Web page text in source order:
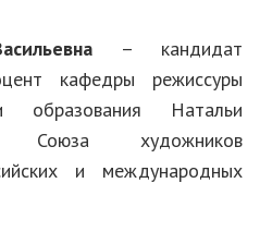
– кандидат
кафедры режиссуры
образования Натальи
Союза художников
и международных